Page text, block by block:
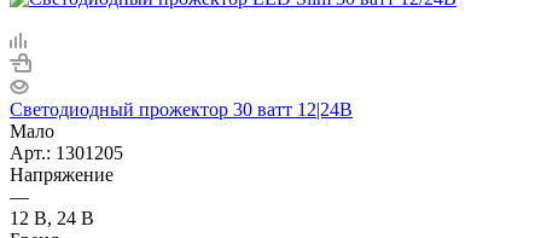
Светодиодный прожектор 30 ватт 12|24В
Мало
Арт.: 1301205
Напряжение
—
12 В, 24 В